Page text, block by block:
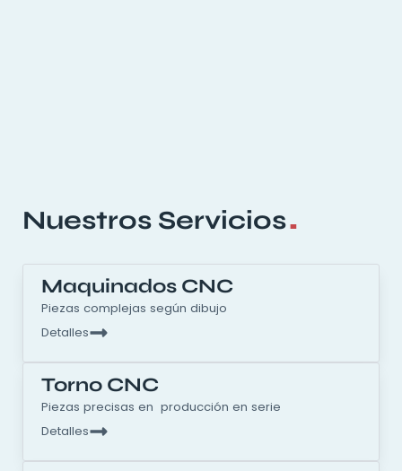
Nuestros Servicios.
Maquinados CNC
Piezas complejas según dibujo
Detalles
Torno CNC
Piezas precisas en producción en serie
Detalles